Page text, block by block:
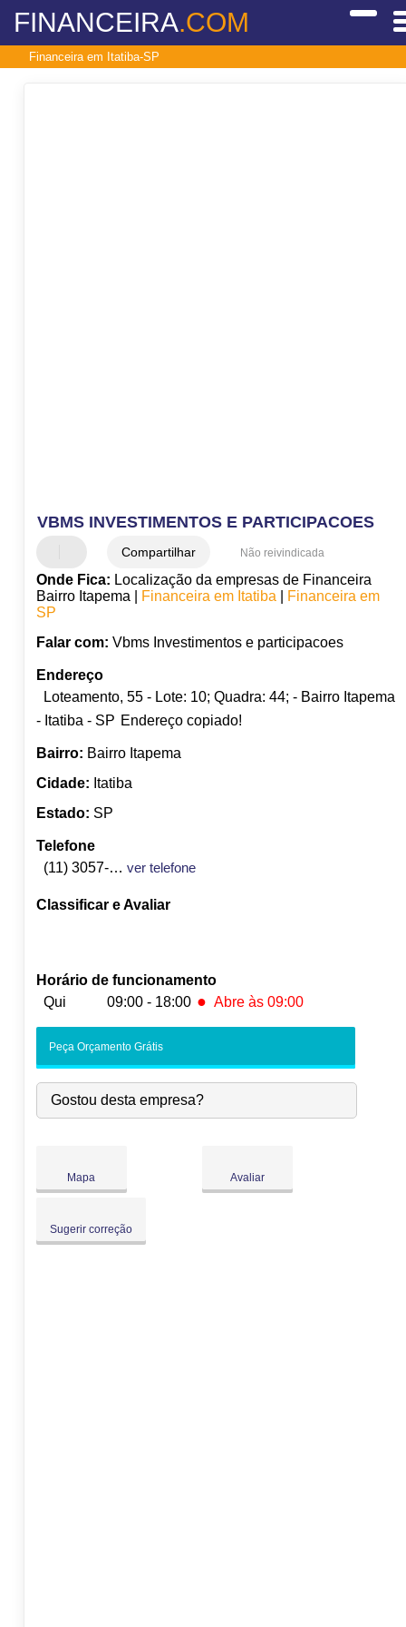
FINANCEIRA.COM
Financeira em Itatiba-SP
VBMS INVESTIMENTOS E PARTICIPACOES
Compartilhar Não reivindicada
Onde Fica: Localização da empresas de Financeira
Bairro Itapema |
Financeira em Itatiba|
Financeira em
SP
Falar com: Vbms Investimentos e participacoes
Endereço
Loteamento, 55 - Lote: 10; Quadra: 44; - Bairro Itapema
- Itatiba - SP Endereço copiado!
Bairro: Bairro Itapema
Cidade: Itatiba
Estado: SP
Telefone
(11) 3057-3827
ver telefone
Classificar e Avaliar
Horário de funcionamento
Qui
09:00 - 18:00 ● Abre às 09:00
-
Qua:
09:00-18:00
Qui:
09:00-18:00 ●
Peça Orçamento Grátis
Gostou desta empresa?
Mapa Avaliar
Sugerir correção